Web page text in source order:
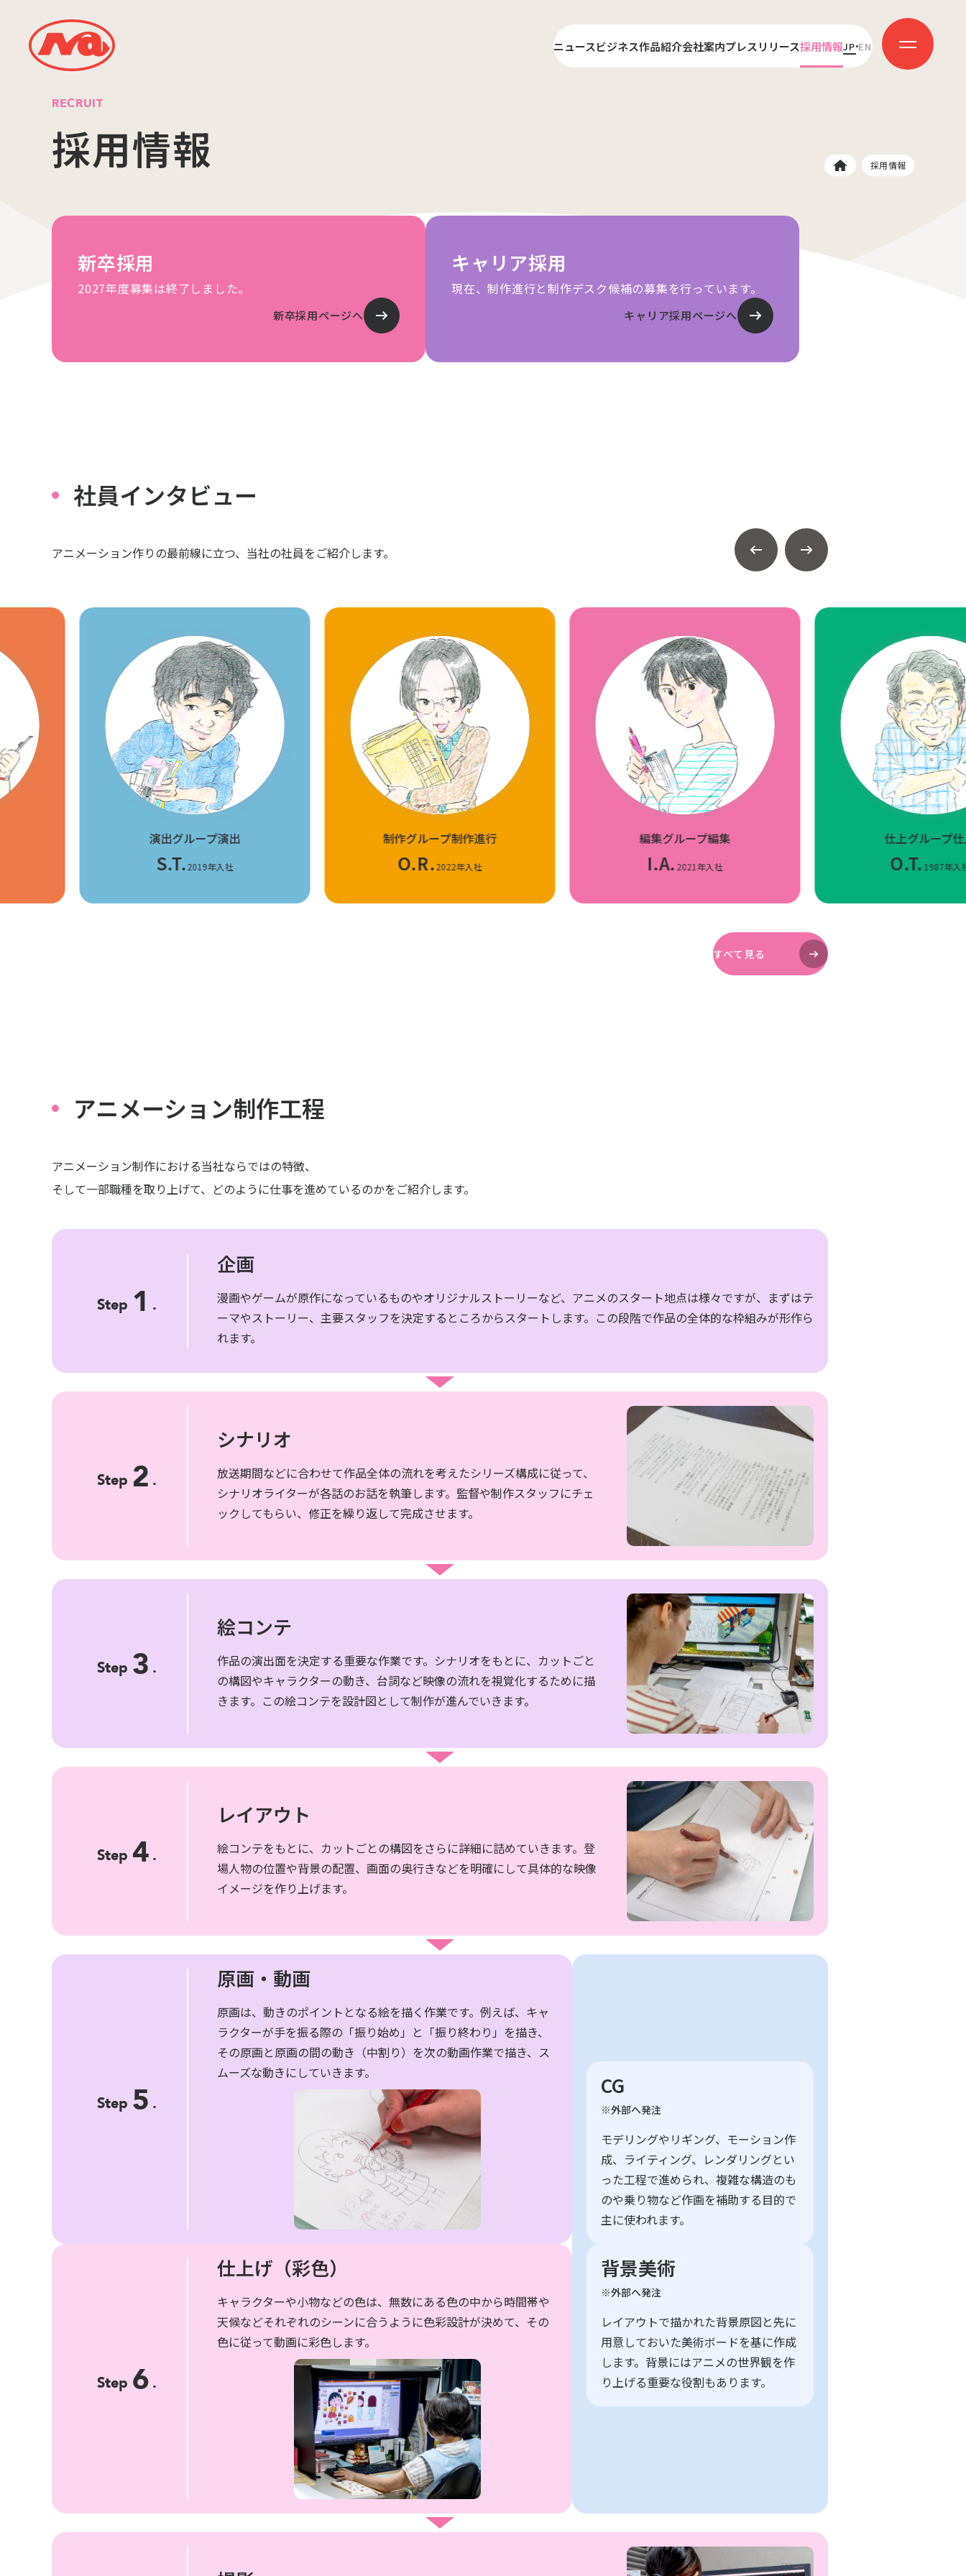
ニュースビジネス作品紹介会社案内プレスリリース採用情報JP EN
東京都中央区銀座7丁目13番20号 銀座THビル5F
JPEN ビジネス
ライセンス
作品紹介
創業50周年記念ページ
新卒採用
キャリア採用
社員インタビュー
プレスリリース
RECRUIT
採用情報 採用情報
新卒採用
2027年度募集は終了しました。
新卒採用ページへ
キャリア採用
現在、制作進行と制作デスク候補の募集を行っています。
キャリア採用ページへ
社員インタビュー
アニメーション作りの最前線に立つ、当社の社員をご紹介します。
演出グループ演出
S.T.2019年入社
制作グループ制作進行
O.R.2022年入社
編集グループ編集
I.A. 2021年入社
仕上グループ
O.T. 1987年入
すべて見る
アニメーション制作工程
アニメーション制作における当社ならではの特徴、
そして一部職種を取り上げて、どのように仕事を進めているのかをご紹介します。
Step 1 .
企画
漫画やゲームが原作になっているものやオリジナルストーリーなど、アニメのスタート地点は様々ですが、まずはテ
ーマやストーリー、主要スタッフを決定するところからスタートします。この段階で作品の全体的な枠組みが形作ら
れます。
Step 2 .
シナリオ
放送期間などに合わせて作品全体の流れを考えたシリーズ構成に従って、
シナリオライターが各話のお話を執筆します。監督や制作スタッフにチェ
ックしてもらい、修正を繰り返して完成させます。
Step 3 .
絵コンテ
作品の演出面を決定する重要な作業です。シナリオをもとに、カットごと
の構図やキャラクターの動き、台詞など映像の流れを視覚化するために描
きます。この絵コンテを設計図として制作が進んでいきます。
Step 4 .
レイアウト
絵コンテをもとに、カットごとの構図をさらに詳細に詰めていきます。登
場人物の位置や背景の配置、画面の奥行きなどを明確にして具体的な映像
イメージを作り上げます。
Step 5 .
原画・動画
原画は、動きのポイントとなる絵を描く作業です。例えば、キャ
ラクターが手を振る際の「振り始め」と「振り終わり」を描き、
その原画と原画の間の動き（中割り）を次の動画作業で描き、ス
ムーズな動きにしていきます。
Step 6 .
仕上げ（彩色）
キャラクターや小物などの色は、無数にある色の中から時間帯や
天候などそれぞれのシーンに合うように色彩設計が決めて、その
色に従って動画に彩色します。
CG
※外部へ発注
モデリングやリギング、モーション作
成、ライティング、レンダリングとい
った工程で進められ、複雑な構造のも
のや乗り物など作画を補助する目的で
主に使われます。
背景美術
※外部へ発注
レイアウトで描かれた背景原図と先に
用意しておいた美術ボードを基に作成
します。背景にはアニメの世界観を作
り上げる重要な役割もあります。